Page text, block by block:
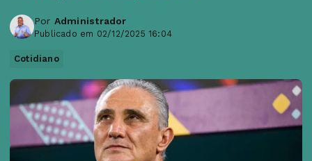
Por Administrador
Publicado em 02/12/2025 16:04
Cotidiano